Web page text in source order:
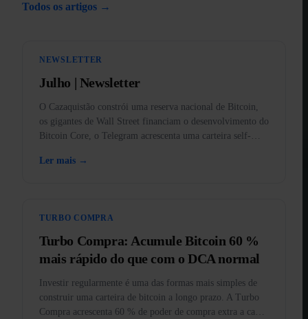
Todos os artigos →
NEWSLETTER
Julho | Newsletter
O Cazaquistão constrói uma reserva nacional de Bitcoin,
os gigantes de Wall Street financiam o desenvolvimento do
Bitcoin Core, o Telegram acrescenta uma carteira self-
EUA.
Ler mais →
TURBO COMPRA
Turbo Compra: Acumule Bitcoin 60 %
mais rápido do que com o DCA normal
Investir regularmente é uma das formas mais simples de
construir uma carteira de bitcoin a longo prazo. A Turbo
Compra acrescenta 60 % de poder de compra extra a cada